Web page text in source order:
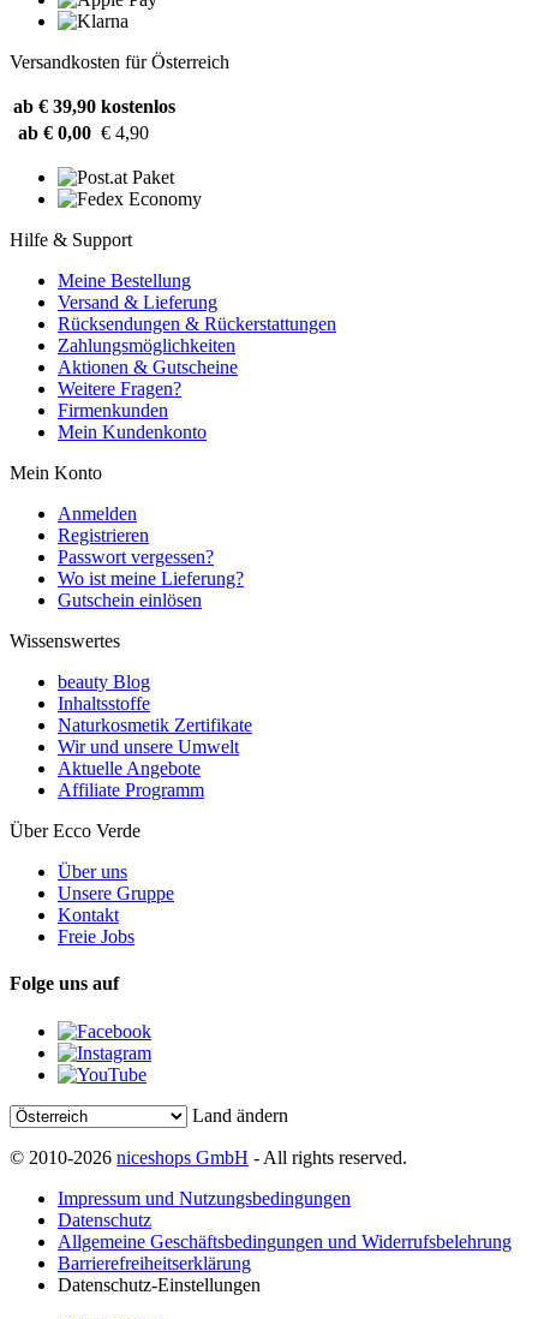
Versandkosten für Österreich
ab € 39,90 kostenlos
ab € 0,00 € 4,90
Hilfe & Support
Meine Bestellung
Versand & Lieferung
Rücksendungen & Rückerstattungen
Zahlungsmöglichkeiten
Aktionen & Gutscheine
Weitere Fragen?
Firmenkunden
Mein Kundenkonto
Mein Konto
Anmelden
Registrieren
Passwort vergessen?
Wo ist meine Lieferung?
Gutschein einlösen
Wissenswertes
beauty Blog
Inhaltsstoffe
Naturkosmetik Zertifikate
Wir und unsere Umwelt
Aktuelle Angebote
Affiliate Programm
Über Ecco Verde
Über uns
Unsere Gruppe
Kontakt
Freie Jobs
Folge uns auf
Land ändern
© 2010-2026 niceshops GmbH - All rights reserved.
Impressum und Nutzungsbedingungen
Datenschutz
Allgemeine Geschäftsbedingungen und Widerrufsbelehrung
Barrierefreiheitserklärung
Datenschutz-Einstellungen